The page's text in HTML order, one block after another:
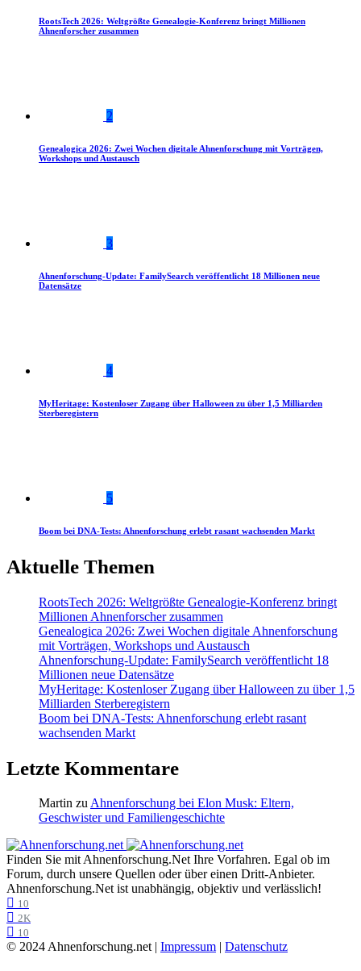
RootsTech 2026: Weltgrößte Genealogie-Konferenz bringt Millionen
Ahnenforscher zusammen
2
Genealogica 2026: Zwei Wochen digitale Ahnenforschung mit Vorträgen,
Workshops und Austausch
3
Ahnenforschung-Update: FamilySearch veröffentlicht 18 Millionen neue
Datensätze
4
MyHeritage: Kostenloser Zugang über Halloween zu über 1,5 Milliarden
Sterberegistern
5
Boom bei DNA-Tests: Ahnenforschung erlebt rasant wachsenden Markt
Aktuelle Themen
RootsTech 2026: Weltgrößte Genealogie-Konferenz bringt
Millionen Ahnenforscher zusammen
Genealogica 2026: Zwei Wochen digitale Ahnenforschung
mit Vorträgen, Workshops und Austausch
Ahnenforschung-Update: FamilySearch veröffentlicht 18
Millionen neue Datensätze
MyHeritage: Kostenloser Zugang über Halloween zu über 1,5
Milliarden Sterberegistern
Boom bei DNA-Tests: Ahnenforschung erlebt rasant
wachsenden Markt
Letzte Kommentare
Martin zu Ahnenforschung bei Elon Musk: Eltern,
Geschwister und Familiengeschichte
Finden Sie mit Ahnenforschung.Net Ihre Vorfahren. Egal ob im
Forum, durch unsere Quellen oder über einen Dritt-Anbieter.
Ahnenforschung.Net ist unabhängig, objektiv und verlässlich!
10
2K
10
© 2024 Ahnenforschung.net | Impressum | Datenschutz